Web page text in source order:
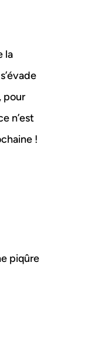
la
pour
n’est
!
piqûre